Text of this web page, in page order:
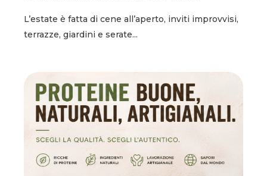
L’estate è fatta di cene all’aperto, inviti improvvisi,
terrazze, giardini e serate...